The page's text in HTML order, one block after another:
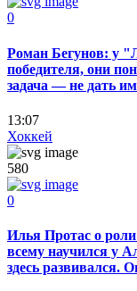
0
Роман Бегунов: у
победителя, они
задача — не дать им
13:07
Хоккей
580
0
Илья Протас о
всему научился у
здесь развивался.